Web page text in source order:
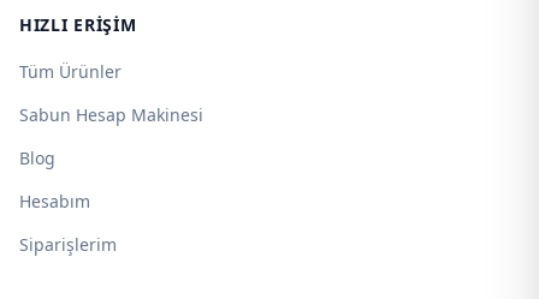
HIZLI ERIŞIM
Tüm Ürünler
Sabun Hesap Makinesi
Blog
Hesabım
Siparişlerim